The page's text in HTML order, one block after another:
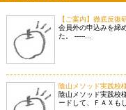
【ご案内】徹底反復
会員外の申込みを締
た。 -----...
陰山メソッド実践校
陰山メソッド実践校
ードして、ＦＡＸも